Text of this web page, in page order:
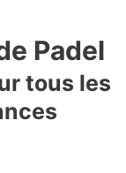
Padel
tous les